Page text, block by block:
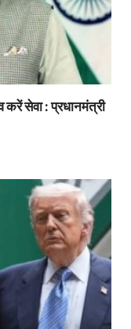
सेवा : प्रधानमंत्री